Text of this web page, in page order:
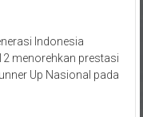
menorehkan prestasi
Up Nasional pada